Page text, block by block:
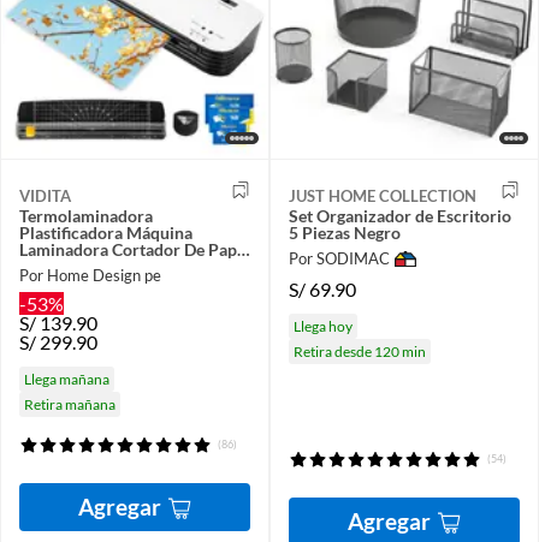
VIDITA
Termolaminadora
Plastificadora Máquina
Laminadora Cortador De Papel
300 Micas
Por Home Design pe
-53%
S/ 139.90
S/ 299.90
Llega mañana
Retira mañana
(86)
Agregar
JUST HOME COLLECTION
Set Organizador de Escritorio
5 Piezas Negro
Por SODIMAC
S/69.90
Llega hoy
Retira desde 120 min
(54)
Agregar